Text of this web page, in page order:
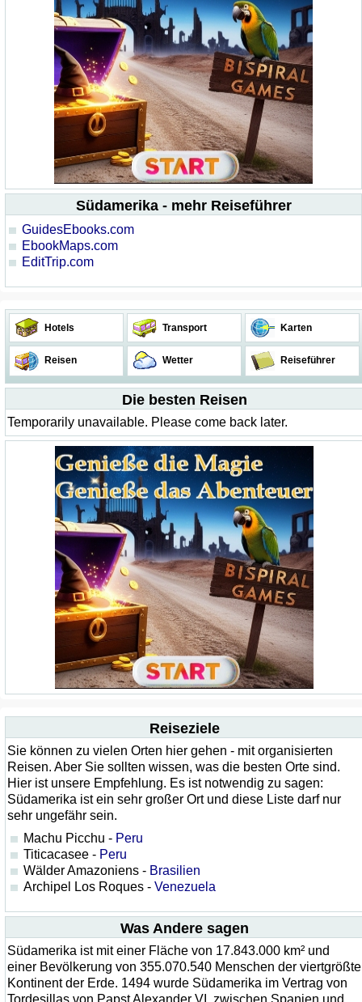
Südamerika - mehr Reiseführer
GuidesEbooks.com
EbookMaps.com
EditTrip.com
Hotels Transport Karten
Reisen Wetter Reiseführer
Die besten Reisen
Temporarily unavailable. Please come back later.
Reiseziele
Sie können zu vielen Orten hier gehen - mit organisierten
Reisen. Aber Sie sollten wissen, was die besten Orte sind.
Hier ist unsere Empfehlung. Es ist notwendig zu sagen:
Südamerika ist ein sehr großer Ort und diese Liste darf nur
sehr ungefähr sein.
Machu Picchu - Peru
Titicacasee - Peru
Wälder Amazoniens - Brasilien
Archipel Los Roques - Venezuela
Was Andere sagen
Südamerika ist mit einer Fläche von 17.843.000 km² und
einer Bevölkerung von 355.070.540 Menschen der viertgrößte
Kontinent der Erde. 1494 wurde Südamerika im Vertrag von
Tordesillas von Papst Alexander VI. zwischen Spanien und